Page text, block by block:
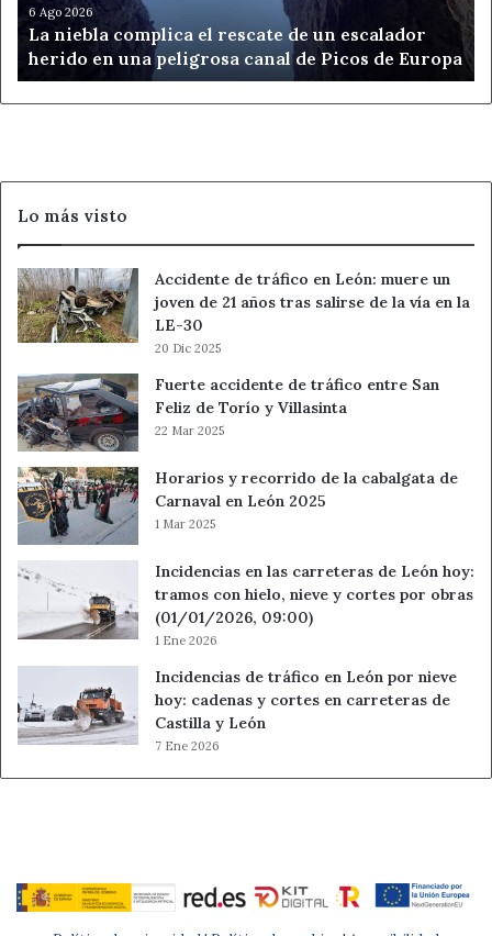
escalador
herido
en
una
peligrosa
Europa
6 Ago 2026
La niebla complica el rescate de un escalador
herido en una peligrosa canal de Picos de Europa
Lo más visto
Accidente de tráfico en León: muere un
joven de 21 años tras salirse de la vía en la
LE-30
20 Dic 2025
Fuerte accidente de tráfico entre San
Feliz de Torío y Villasinta
22 Mar 2025
Horarios y recorrido de la cabalgata de
Carnaval en León 2025
1 Mar 2025
Incidencias en las carreteras de León hoy:
tramos con hielo, nieve y cortes por obras
(01/01/2026, 09:00)
1 Ene 2026
Incidencias de tráfico en León por nieve
hoy: cadenas y cortes en carreteras de
Castilla y León
7 Ene 2026